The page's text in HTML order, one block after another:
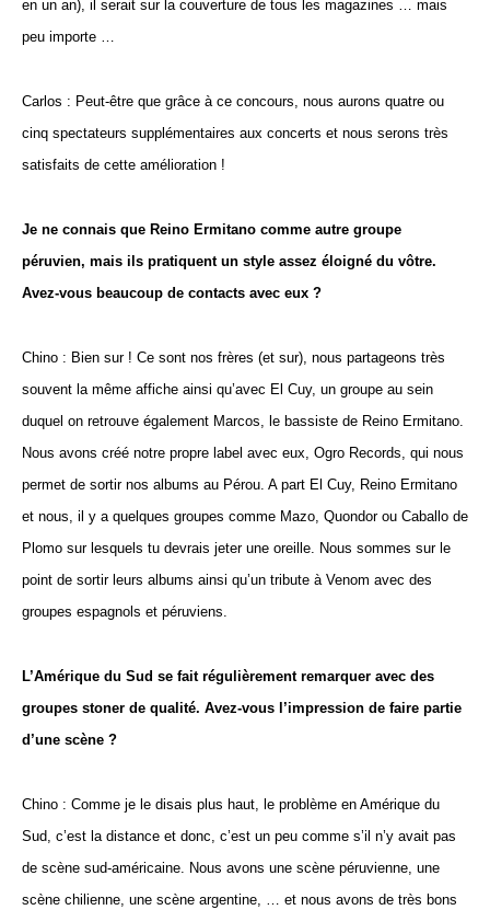
en un an), il serait sur la couverture de tous les magazines … mais
peu importe …
Carlos : Peut-être que grâce à ce concours, nous aurons quatre ou
cinq spectateurs supplémentaires aux concerts et nous serons très
satisfaits de cette amélioration !
Je ne connais que Reino Ermitano comme autre groupe
péruvien, mais ils pratiquent un style assez éloigné du vôtre.
Avez-vous beaucoup de contacts avec eux ?
Chino : Bien sur ! Ce sont nos frères (et sur), nous partageons très
souvent la même affiche ainsi qu’avec El Cuy, un groupe au sein
duquel on retrouve également Marcos, le bassiste de Reino Ermitano.
Nous avons créé notre propre label avec eux, Ogro Records, qui nous
permet de sortir nos albums au Pérou. A part El Cuy, Reino Ermitano
et nous, il y a quelques groupes comme Mazo, Quondor ou Caballo de
Plomo sur lesquels tu devrais jeter une oreille. Nous sommes sur le
point de sortir leurs albums ainsi qu’un tribute à Venom avec des
groupes espagnols et péruviens.
L’Amérique du Sud se fait régulièrement remarquer avec des
groupes stoner de qualité. Avez-vous l’impression de faire partie
d’une scène ?
Chino : Comme je le disais plus haut, le problème en Amérique du
Sud, c’est la distance et donc, c’est un peu comme s’il n’y avait pas
de scène sud-américaine. Nous avons une scène péruvienne, une
scène chilienne, une scène argentine, … et nous avons de très bons